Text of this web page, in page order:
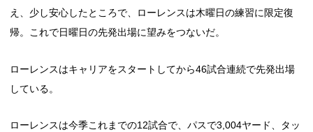
え、少し安心したところで、ローレンスは木曜日の練習に限定復
帰。これで日曜日の先発出場に望みをつないだ。
ローレンスはキャリアをスタートしてから46試合連続で先発出場
している。
ローレンスは今季これまでの12試合で、パスで3,004ヤード、タッ